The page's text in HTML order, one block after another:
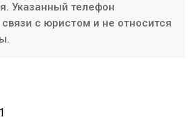
Указанный телефон
с юристом и не относится